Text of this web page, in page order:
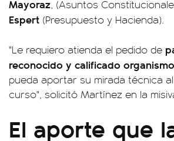
Mayoraz, (Asuntos
Espert (Presupuesto y Hacienda).
"Le requiero atienda el pedido de
reconocido y calificado organismo
pueda aportar su mirada técnica
curso", solicitó Martínez en la
El aporte que